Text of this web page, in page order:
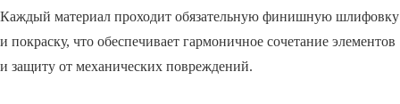
Каждый материал проходит обязательную финишную шлифовку
и покраску, что обеспечивает гармоничное сочетание элементов
и защиту от механических повреждений.